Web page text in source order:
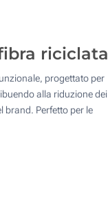
riciclata
progettato per
alla riduzione dei
brand. Perfetto per le